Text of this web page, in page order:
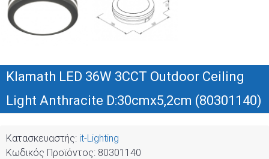
Klamath LED 36W 3CCT Outdoor Ceiling
Light Anthracite D:30cmx5,2cm (80301140)
Κατασκευαστής: it-Lighting
Κωδικός Προϊόντος: 80301140